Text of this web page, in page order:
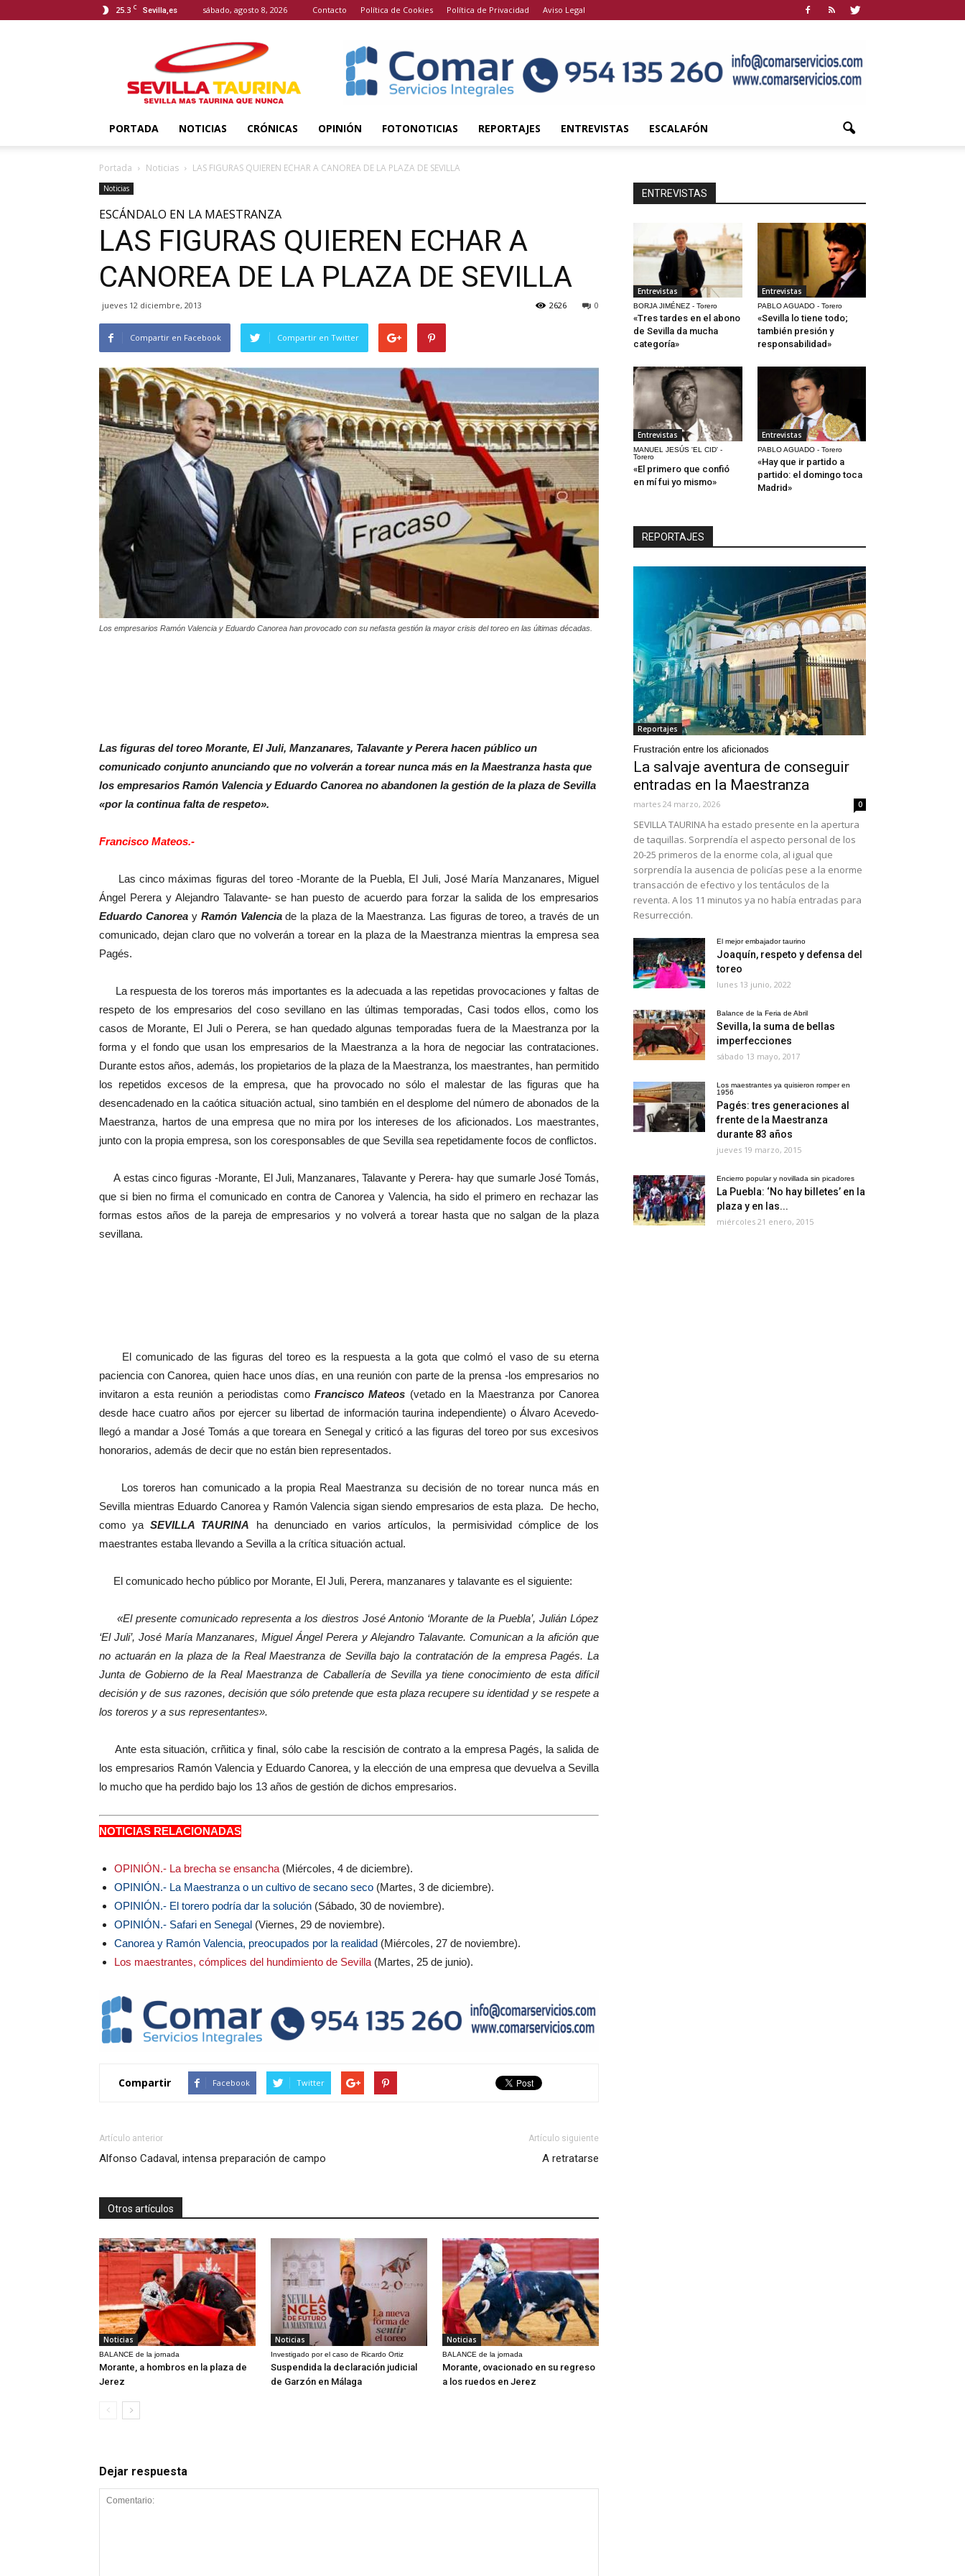
25.3 C Sevilla,es sábado, agosto 8, 2026 Contacto Política de Cookies Política de Privacidad Aviso Legal
Taurina
PORTADA NOTICIAS CRÓNICAS OPINIÓN FOTONOTICIAS REPORTAJES ENTREVISTAS ESCALAFÓN
Portada Noticias LAS FIGURAS QUIEREN ECHAR A CANOREA DE LA PLAZA DE SEVILLA
Noticias
ESCÁNDALO EN LA MAESTRANZA
LAS FIGURAS QUIEREN ECHAR A
CANOREA DE LA PLAZA DE SEVILLA
jueves 12 diciembre, 2013 0
2626
Compartir en Facebook Compartir en Twitter
Los empresarios Ramón Valencia y Eduardo Canorea han provocado con su nefasta gestión la mayor crisis del toreo en las últimas décadas.
Las figuras del toreo Morante, El Juli, Manzanares, Talavante y Perera hacen público un
comunicado conjunto anunciando que no volverán a torear nunca más en la Maestranza hasta que
los empresarios Ramón Valencia y Eduardo Canorea no abandonen la gestión de la plaza de Sevilla
«por la continua falta de respeto».
Francisco Mateos.-
Las cinco máximas figuras del toreo -Morante de la Puebla, El Juli, José María Manzanares, Miguel
Ángel Perera y Alejandro Talavante- se han puesto de acuerdo para forzar la salida de los empresarios
Eduardo Canoreay Ramón Valenciade la plaza de la Maestranza. Las figuras de toreo, a través de un
comunicado, dejan claro que no volverán a torear en la plaza de la Maestranza mientras la empresa sea
Pagés.
La respuesta de los toreros más importantes es la adecuada a las repetidas provocaciones y faltas de
respeto de los empresarios del coso sevillano en las últimas temporadas, Casi todos ellos, como los
casos de Morante, El Juli o Perera, se han quedado algunas temporadas fuera de la Maestranza por la
forma y el fondo que usan los empresarios de la Maestranza a la hora de negociar las contrataciones.
Durante estos años, además, los propietarios de la plaza de la Maestranza, los maestrantes, han permitido
los repetidos excesos de la empresa, que ha provocado no sólo el malestar de las figuras que ha
desencadenado en la caótica situación actual, sino también en el desplome del número de abonados de la
Maestranza, hartos de una empresa que no mira por los intereses de los aficionados. Los maestrantes,
junto con la propia empresa, son los coresponsables de que Sevilla sea repetidamente focos de conflictos.
A estas cinco figuras -Morante, El Juli, Manzanares, Talavante y Perera- hay que sumarle José Tomás,
que si bien no firma el comunicado en contra de Canorea y Valencia, ha sido el primero en rechazar las
formas estos años de la pareja de empresarios y no volverá a torear hasta que no salgan de la plaza
sevillana.
El comunicado de las figuras del toreo es la respuesta a la gota que colmó el vaso de su eterna
paciencia con Canorea, quien hace unos días, en una reunión con parte de la prensa -los empresarios no
invitaron a esta reunión a periodistas como Francisco Mateos (vetado en la Maestranza por Canorea
desde hace cuatro años por ejercer su libertad de información taurina independiente) o Álvaro Acevedo-
llegó a mandar a José Tomás a que toreara en Senegal y criticó a las figuras del toreo por sus excesivos
honorarios, además de decir que no están bien representados.
Los toreros han comunicado a la propia Real Maestranza su decisión de no torear nunca más en
Sevilla mientras Eduardo Canorea y Ramón Valencia sigan siendo empresarios de esta plaza. De hecho,
como yaSEVILLA TAURINA ha denunciado en varios artículos, la permisividad cómplice de los
maestrantes estaba llevando a Sevilla a la crítica situación actual.
El comunicado hecho público por Morante, El Juli, Perera, manzanares y talavante es el siguiente:
«El presente comunicado representa a los diestros José Antonio ‘Morante de la Puebla’, Julián López
‘El Juli’, José María Manzanares, Miguel Ángel Perera y Alejandro Talavante. Comunican a la afición que
no actuarán en la plaza de la Real Maestranza de Sevilla bajo la contratación de la empresa Pagés. La
Junta de Gobierno de la Real Maestranza de Caballería de Sevilla ya tiene conocimiento de esta difícil
decisión y de sus razones, decisión que sólo pretende que esta plaza recupere su identidad y se respete a
los toreros y a sus representantes».
Ante esta situación, crñitica y final, sólo cabe la rescisión de contrato a la empresa Pagés, la salida de
los empresarios Ramón Valencia y Eduardo Canorea, y la elección de una empresa que devuelva a Sevilla
lo mucho que ha perdido bajo los 13 años de gestión de dichos empresarios.
NOTICIAS RELACIONADAS
OPINIÓN.- La brecha se ensancha (Miércoles, 4 de diciembre).
OPINIÓN.- La Maestranza o un cultivo de secano seco (Martes, 3 de diciembre).
OPINIÓN.- El torero podría dar la solución (Sábado, 30 de noviembre).
OPINIÓN.- Safari en Senegal (Viernes, 29 de noviembre).
Canorea y Ramón Valencia, preocupados por la realidad (Miércoles, 27 de noviembre).
Los maestrantes, cómplices del hundimiento de Sevilla (Martes, 25 de junio).
Compartir Facebook Twitter
Artículo anterior
Alfonso Cadaval, intensa preparación de campo
Artículo siguiente
A retratarse
Otros artículos
Noticias
BALANCE de la jornada
Morante, a hombros en la plaza de
Jerez
Noticias
Investigado por el caso de Ricardo Ortiz
Suspendida la declaración judicial
de Garzón en Málaga
Noticias
BALANCE de la jornada
Morante, ovacionado en su regreso
a los ruedos en Jerez
Dejar respuesta
ENTREVISTAS
Entrevistas
BORJA JIMÉNEZ - Torero
«Tres tardes en el abono
de Sevilla da mucha
categoría»
Entrevistas
PABLO AGUADO - Torero
«Sevilla lo tiene todo;
también presión y
responsabilidad»
Entrevistas
MANUEL JESÚS 'EL CID' -
Torero
«El primero que confió
en mí fui yo mismo»
Entrevistas
PABLO AGUADO - Torero
«Hay que ir partido a
partido: el domingo toca
Madrid»
REPORTAJES
Reportajes
Frustración entre los aficionados
La salvaje aventura de conseguir
entradas en la Maestranza
martes 24 marzo, 2026 0
SEVILLA TAURINA ha estado presente en la apertura
de taquillas. Sorprendía el aspecto personal de los
20-25 primeros de la enorme cola, al igual que
sorprendía la ausencia de policías pese a la enorme
transacción de efectivo y los tentáculos de la
reventa. A los 11 minutos ya no había entradas para
Resurrección.
El mejor embajador taurino
Joaquín, respeto y defensa del
toreo
lunes 13 junio, 2022
Balance de la Feria de Abril
Sevilla, la suma de bellas
imperfecciones
sábado 13 mayo, 2017
Los maestrantes ya quisieron romper en
1956
Pagés: tres generaciones al
frente de la Maestranza
durante 83 años
jueves 19 marzo, 2015
Encierro popular y novillada sin picadores
La Puebla: ‘No hay billetes’ en la
plaza y en las...
miércoles 21 enero, 2015